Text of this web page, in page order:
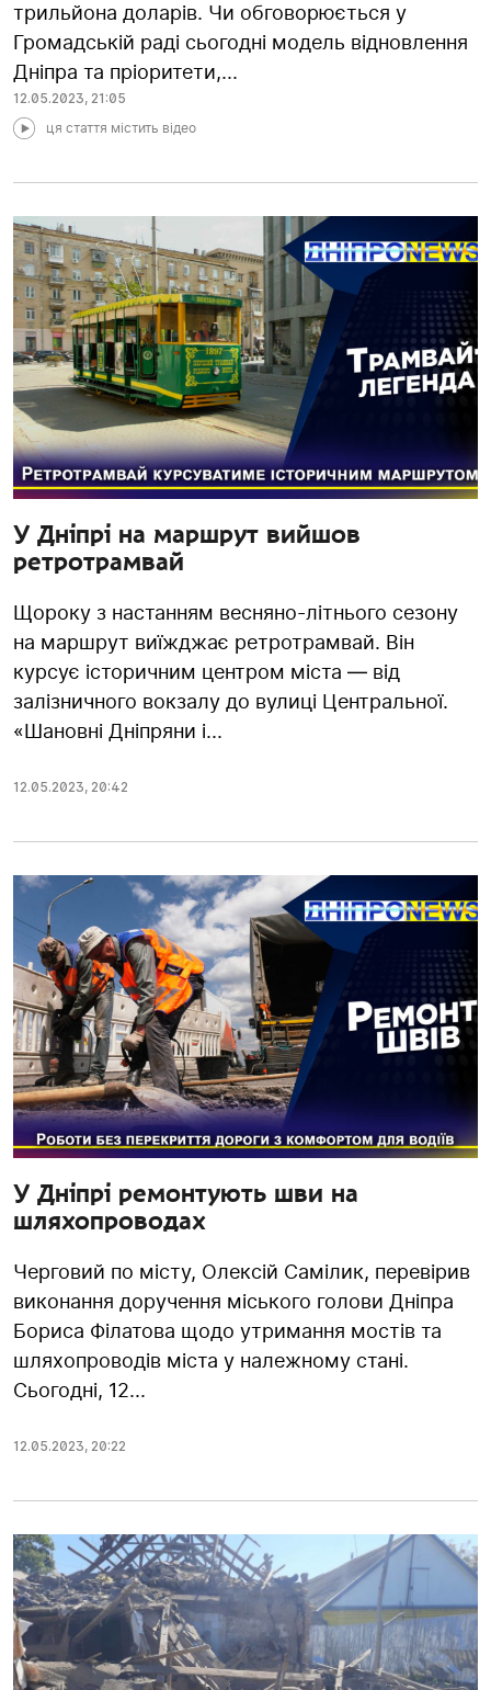
трильйона доларів. Чи обговорюється у
Громадській раді сьогодні модель відновлення
Дніпра та пріоритети,...
12.05.2023, 21:05
ця стаття містить відео
У Дніпрі на маршрут вийшов
ретротрамвай
Щороку з настанням весняно-літнього сезону
на маршрут виїжджає ретротрамвай. Він
курсує історичним центром міста — від
залізничного вокзалу до вулиці Центральної.
«Шановні Дніпряни і...
12.05.2023, 20:42
У Дніпрі ремонтують шви на
шляхопроводах
Черговий по місту, Олексій Самілик, перевірив
виконання доручення міського голови Дніпра
Бориса Філатова щодо утримання мостів та
шляхопроводів міста у належному стані.
Сьогодні, 12...
12.05.2023, 20:22